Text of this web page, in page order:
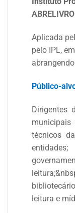
Aplicada
pelo IPL,
Público-
Dirigentes
municipais
técnicos
leitura e